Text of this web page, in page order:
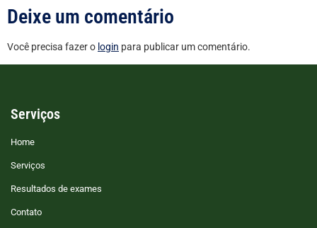
Deixe um comentário
Você precisa fazer o login para publicar um comentário.
Serviços
Home
Serviços
Resultados de exames
Contato